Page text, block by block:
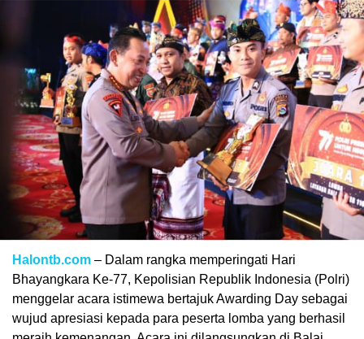
Halontb.com – Dalam rangka memperingati Hari
Bhayangkara Ke-77, Kepolisian Republik Indonesia (Polri)
menggelar acara istimewa bertajuk Awarding Day sebagai
wujud apresiasi kepada para peserta lomba yang berhasil